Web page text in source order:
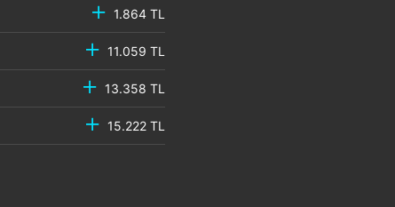
1.864 TL
11.059 TL
13.358 TL
15.222 TL